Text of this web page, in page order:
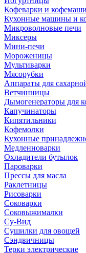
Кофеварки и
Кухонные машины и
Микроволновые печи
Миксеры
Мини-печи
Мороженицы
Мультиварки
Мясорубки
Аппараты для
Ветчинницы
Дымогенераторы для
Капучинаторы
Кипятильники
Кофемолки
Кухонные
Медленноварки
Охладители бутылок
Пароварки
Прессы для масла
Раклетницы
Рисоварки
Соковарки
Соковыжималки
Су-Вид
Сушилки для овощей
Сэндвичницы
Терки электрические